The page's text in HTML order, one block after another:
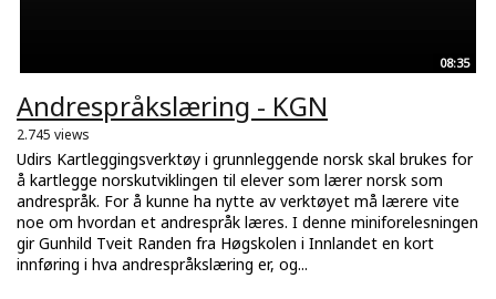
08:35
Andrespråkslæring - KGN
2.745 views
Udirs Kartleggingsverktøy i grunnleggende norsk skal brukes for
å kartlegge norskutviklingen til elever som lærer norsk som
andrespråk. For å kunne ha nytte av verktøyet må lærere vite
noe om hvordan et andrespråk læres. I denne miniforelesningen
gir Gunhild Tveit Randen fra Høgskolen i Innlandet en kort
innføring i hva andrespråkslæring er, og...